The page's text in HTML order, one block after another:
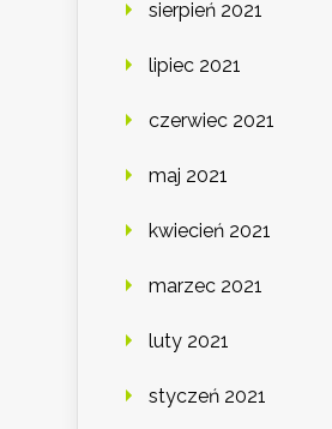
sierpień 2021
lipiec 2021
czerwiec 2021
maj 2021
kwiecień 2021
marzec 2021
luty 2021
styczeń 2021